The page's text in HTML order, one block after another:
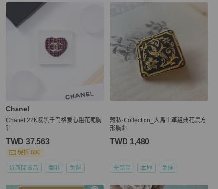
Chanel
Chanel 22K紫黑千鸟格爱心粗花呢胸
针
TWD 37,563
現折 800
近新閒置品 香港 免運
藏私·Collection_大馬士革經典花鳥方
形胸針
TWD 1,480
全新品 本地 免運